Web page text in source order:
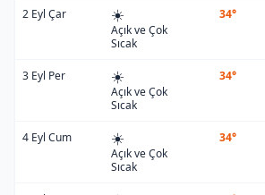
2 Eyl Çar ☀️
Açık ve Çok
Sıcak
34°
3 Eyl Per ☀️
Açık ve Çok
Sıcak
34°
4 Eyl Cum ☀️
Açık ve Çok
Sıcak
34°